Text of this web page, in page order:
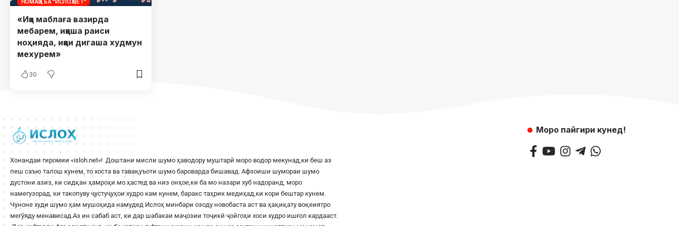
«Иқа маблаға вазирда
мебарем, иқаша раиси
ноҳияда, иқаи дигаша худмун
мехурем»
30
Хонандаи гиромии «isloh.net«! Доштани мисли шумо ҳаводору муштарӣ моро водор мекунад,ки беш аз
пеш саъю талош кунем, то хоста ва тавақуъоти шумо бароварда бишавад. Афзоиши шумораи шумо
дустони азиз, ки сидқан ҳамроҳи мо ҳастед ва низ онҳое,ки ба мо назари хуб надоранд, моро
намегузорад, ки такопуву ҷустуҷуҳои худро кам кунем, баракс таҳрик медиҳад,ки кори бештар кунем.
Чуноне худи шумо ҳам мушоҳида намудед Ислоҳ минбари озоду новобаста аст ва ҳақиқату воқеиятро
мегӯяду менависад.Аз ин сабаб аст, ки дар шабакаи маҷозии тоҷикӣ ҷойгоҳи хоси худро ишғол кардааст.
Моро пайгири кунед!